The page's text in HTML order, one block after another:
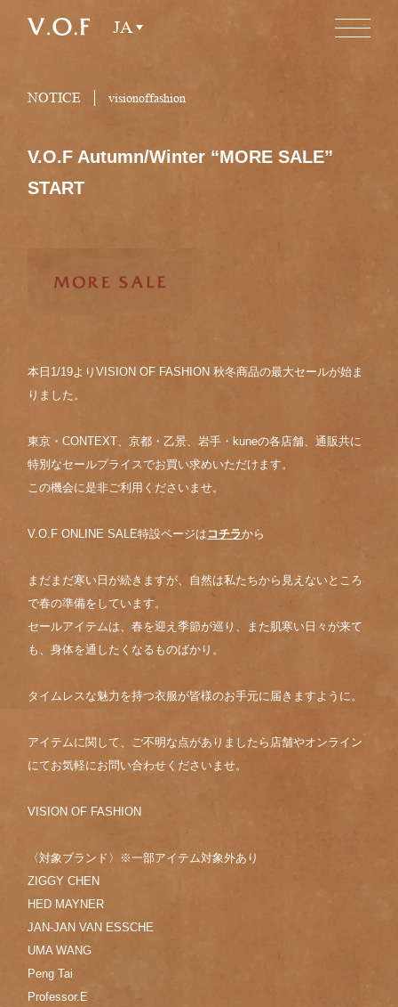
JA
NOTICE visionoffashion
V.O.F Autumn/Winter “MORE SALE”
START
本日1/19よりVISION OF FASHION 秋冬商品の最大セールが始ま
りました。
東京・CONTEXT、京都・乙景、岩手・kuneの各店舗、通販共に
特別なセールプライスでお買い求めいただけます。
この機会に是非ご利用くださいませ。
V.O.F ONLINE SALE特設ページは コチラから
まだまだ寒い日が続きますが、自然は私たちから見えないところ
で春の準備をしています。
セールアイテムは、春を迎え季節が巡り、また肌寒い日々が来て
も、身体を通したくなるものばかり。
タイムレスな魅力を持つ衣服が皆様のお手元に届きますように。
アイテムに関して、ご不明な点がありましたら店舗やオンライン
にてお気軽にお問い合わせくださいませ。
VISION OF FASHION
〈対象ブランド〉※一部アイテム対象外あり
ZIGGY CHEN
HED MAYNER
JAN-JAN VAN ESSCHE
UMA WANG
Peng Tai
Professor.E